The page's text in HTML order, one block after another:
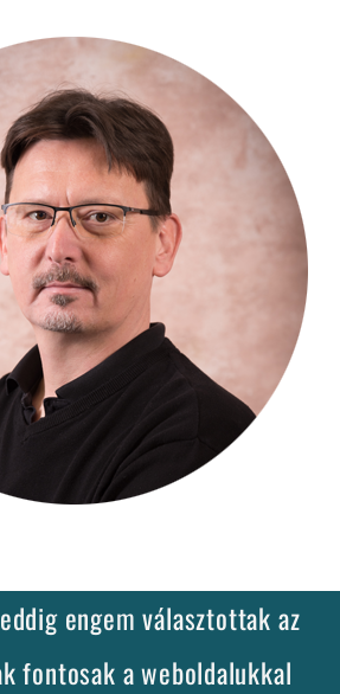
engem választottak az
fontosak a weboldalukkal